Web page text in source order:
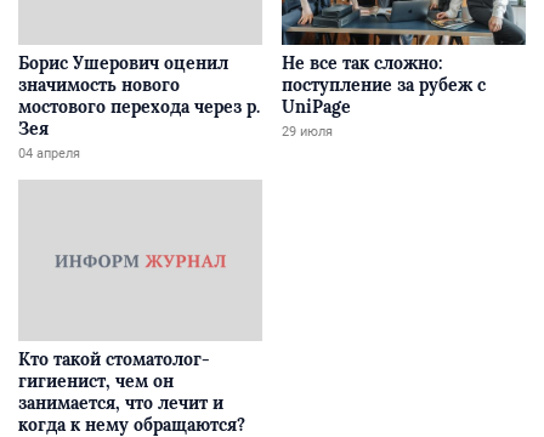
Борис Ушерович оценил
значимость нового
мостового перехода через р.
Зея
04 апреля
Не все так сложно:
поступление за рубеж с
UniPage
29 июля
Кто такой стоматолог-
гигиенист, чем он
занимается, что лечит и
когда к нему обращаются?